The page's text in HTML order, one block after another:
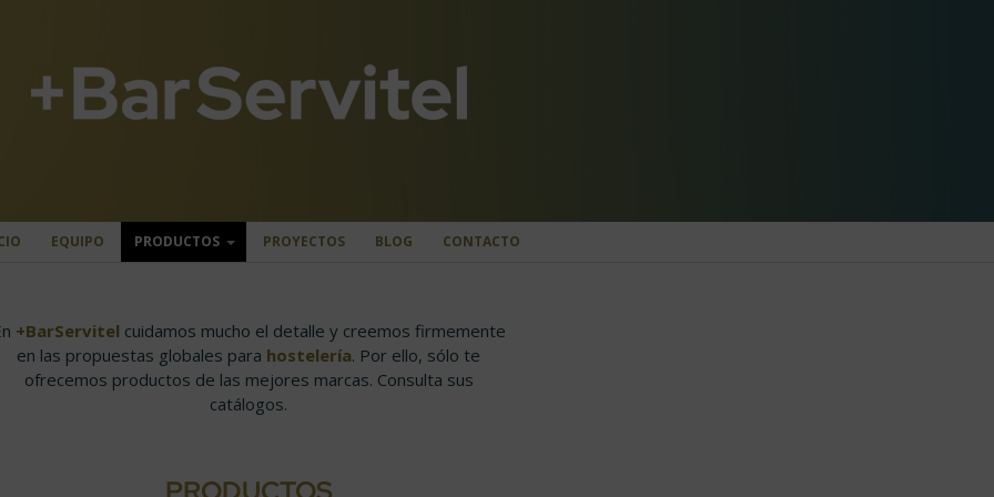
EQUIPO PRODUCTOS PROYECTOS BLOG CONTACTO
+BarServitel cuidamos mucho el detalle y creemos firmemente
en las propuestas globales para hostelería. Por ello, sólo te
ofrecemos productos de las mejores marcas. Consulta sus
catálogos.